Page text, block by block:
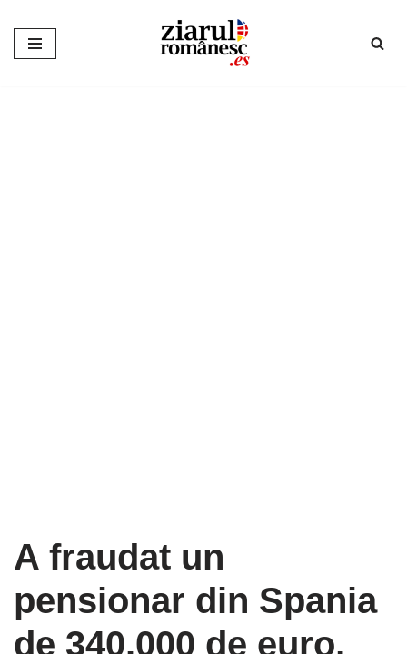
Sari
A fraudat un
pensionar din Spania
de 340.000 de euro,